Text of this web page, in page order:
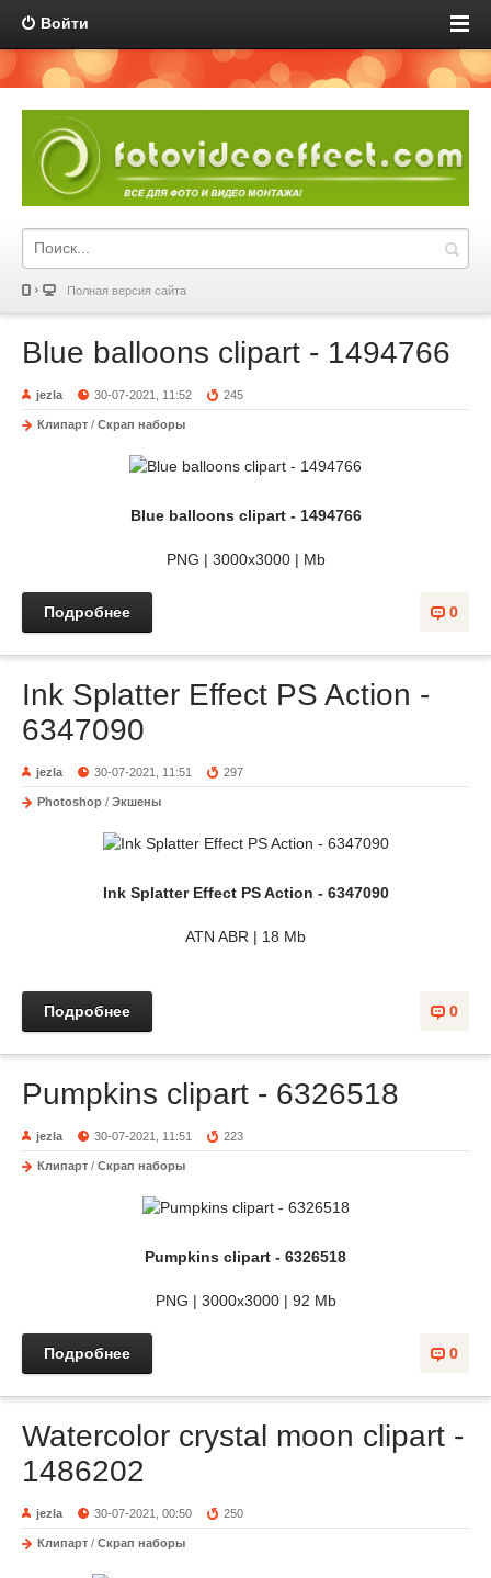
Войти
Полная версия сайта
Blue balloons clipart - 1494766
jezla 30-07-2021, 11:52 245
Клипарт / Скрап наборы
Blue balloons clipart - 1494766
PNG | 3000x3000 | Mb
0
Подробнее
Ink Splatter Effect PS Action -
6347090
jezla 30-07-2021, 11:51 297
Photoshop / Экшены
Ink Splatter Effect PS Action - 6347090
ATN ABR | 18 Mb
0
Подробнее
Pumpkins clipart - 6326518
jezla 30-07-2021, 11:51 223
Клипарт / Скрап наборы
Pumpkins clipart - 6326518
PNG | 3000x3000 | 92 Mb
0
Подробнее
Watercolor crystal moon clipart -
1486202
jezla 30-07-2021, 00:50 250
Клипарт / Скрап наборы